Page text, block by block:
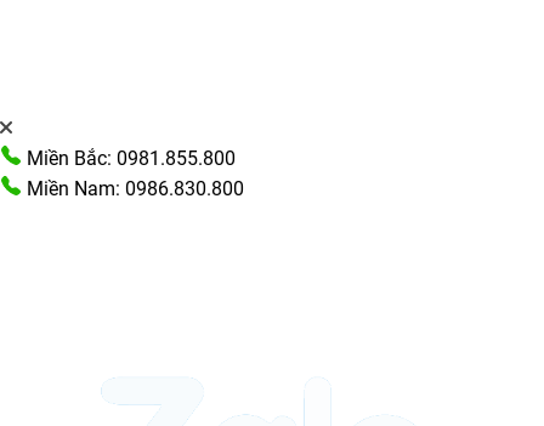
Miền Bắc: 0981.855.800
Miền Nam: 0986.830.800